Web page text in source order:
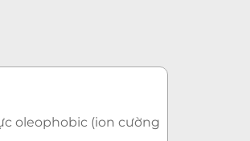
oleophobic (ion cường